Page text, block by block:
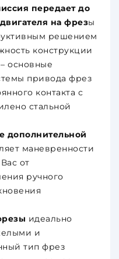
передает до
на фрезы
решением
конструкции
основные
привода фрез
контакта с
стальной
дополнительной
маневренности
от
ручного
идеально
и
тип фрез